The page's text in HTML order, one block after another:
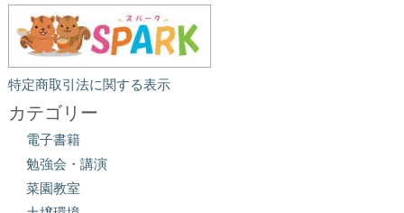
特定商取引法に関する表示
カテゴリー
電子書籍
勉強会・講演
菜園教室